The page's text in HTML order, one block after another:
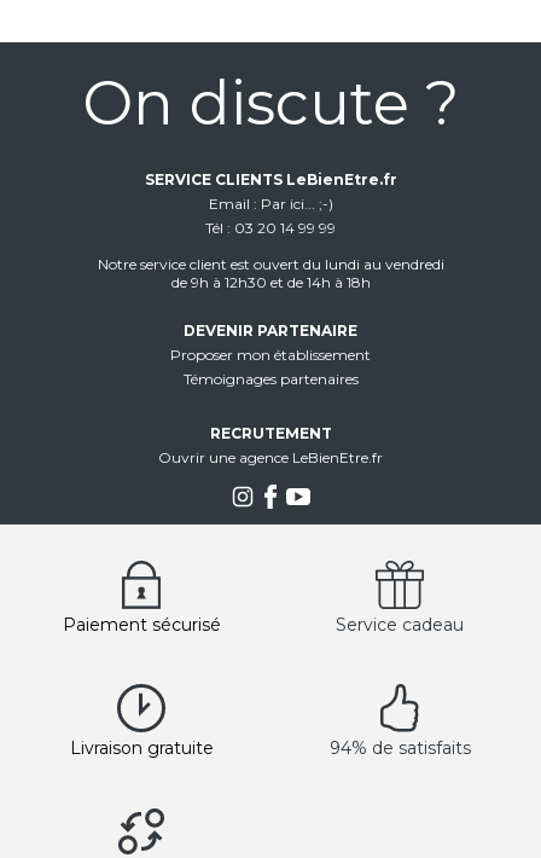
On discute ?
SERVICE CLIENTS LeBienEtre.fr
Email
Par ici... ;-)
Tél
03 20 14 99 99
Notre service client est ouvert du lundi au vendredi
de 9h à 12h30 et de 14h à 18h
DEVENIR PARTENAIRE
Proposer mon établissement
Témoignages partenaires
RECRUTEMENT
Ouvrir une agence LeBienEtre.fr
Paiement sécurisé Service cadeau
Livraison gratuite 94% de satisfaits